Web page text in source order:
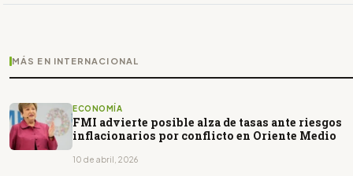
MÁS EN INTERNACIONAL
ECONOMÍA
FMI advierte posible alza de tasas ante riesgos
inflacionarios por conflicto en Oriente Medio
10 de abril, 2026